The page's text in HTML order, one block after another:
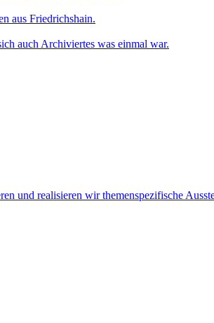
aus Friedrichshain.
auch Archiviertes was einmal war.
und realisieren wir themenspezifische